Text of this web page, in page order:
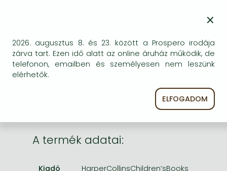
One-Punch Man manga
Bizonytalan a beszerezhetőség. Érdemes még
egyszer keresni szerzővel és címmel. Ha nem talál
másik, kapható kiadást, forduljon
ügyfélszolgálatunkhoz!
A termék adatai:
Kiadó
HarperCollinsChildren’sBooks
×
2026. augusztus 8. és 23. között a Prospero irodája
zárva tart. Ezen idő alatt az online áruház működik, de
telefonon, emailben és személyesen nem leszünk
elérhetők.
ELFOGADOM